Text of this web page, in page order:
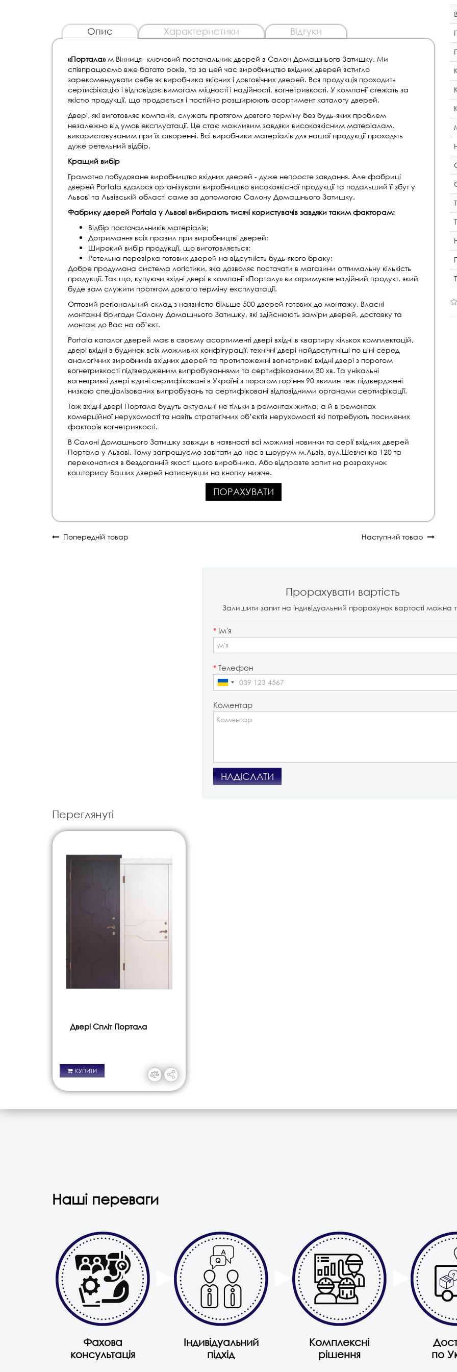
Опис Характеристики Відгуки
«Портала»м Вінниця- ключовий постачальник дверей в Салон Домашнього Затишку. Ми
співпрацюємо вже багато років, та за цей час виробництво вхідних дверей встигло
зарекомендувати себе як виробника якісних і довговічних дверей. Вся продукція проходить
сертифікацію і відповідає вимогам міцності і надійності, вогнетривкості. У компанії стежать за
якістю продукції, що продається і постійно розширюють асортимент каталогу дверей.
Двері, які виготовляє компанія, служать протягом довгого терміну без будь-яких проблем
незалежно від умов експлуатації. Це стає можливим завдяки високоякісним матеріалам,
використовуваним при їх створенні. Всі виробники матеріалів для нашої продукції проходять
дуже ретельний відбір.
Кращий вибір
Грамотно побудоване виробництво вхідних дверей - дуже непросте завдання. Але фабриці
дверей Portala вдалося організувати виробництво високоякісної продукції та подальший її збут у
Львові та Львівській області саме за допомогою Салону Домашнього Затишку.
Фабрику дверей Portala у Львові вибирають тисячі користувачів завдяки таким факторам:
Відбір постачальників матеріалів;
Дотримання всіх правил при виробництві дверей;
Широкий вибір продукції, що виготовляється;
Ретельна перевірка готових дверей на відсутність будь-якого браку;
Добре продумана система логістики, яка дозволяє постачати в магазини оптимальну кількість
продукції. Так що, купуючи вхідні двері в компанії «Порталу» ви отримуєте надійний продукт, який
буде вам служити протягом довгого терміну експлуатації.
Оптовий регіональний склад з наявністю більше 500 дверей готових до монтажу. Власні
монтажні бригади Салону Домашнього Затишку, які здійснюють заміри дверей, доставку та
монтаж до Вас на об’єкт.
Portala каталог дверей має в своєму асортименті двері вхідні в квартиру кількох комплектацій,
двері вхідні в будинок всіх можливих конфігурації, технічні двері найдоступніші по ціні серед
аналогічних виробників вхідних дверей та протипожежні вогнетривкі вхідні двері з порогом
вогнетривкості підтвердженим випробуваннями та сертифікованим 30 хв. Та унікальні
вогнетривкі двері єдині сертифіковані в Україні з порогом горіння 90 хвилин теж підтверджені
низкою спеціалізованих випробувань та сертифіковані відповідними органами сертифікації.
Тож вхідні двері Портала будуть актуальні не тільки в ремонтах житла, а й в ремонтах
комерційної нерухомості та навіть стратегічних об’єктів нерухомості які потребують посилених
факторів вогнетривкості.
В Салоні Домашнього Затишку завжди в наявності всі можливі новинки та серії вхідних дверей
Портала у Львові. Тому запрошуємо завітати до нас в шоурум м.Львів, вул.Шевченка 120 та
переконатися в бездоганній якості цього виробника. Або відправте запит на розрахунок
кошторису Ваших дверей натиснувши на кнопку нижче.
ПОРАХУВАТИ
Попередній товар Наступний товар
Прорахувати вартість
Залишити запит на індивідуальний прорахунок вартості можна
* Ім'я
* Телефон
Коментар
НАДІСЛАТИ
Переглянуті
Двері Спліт Портала
КУПИТИ
Наші переваги
Фахова
консультація
Індивідуальний
підхід
Комплексні
рішення
по